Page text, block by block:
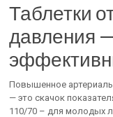
Таблетки
давления
Повышенное
— это скачок
110/70 – для молодых